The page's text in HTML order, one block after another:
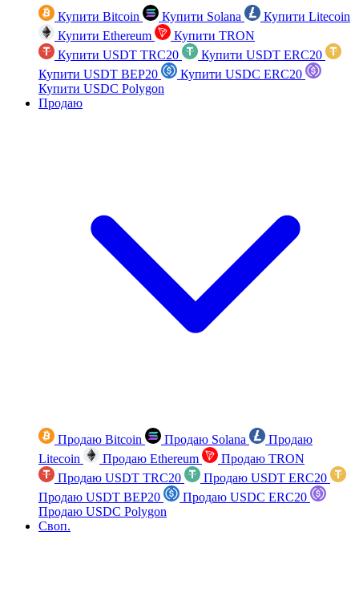
Купити Bitcoin Купити Solana
Купити Litecoin
Купити Ethereum
Купити TRON
Купити USDT TRC20
Купити USDT ERC20
Купити USDT BEP20
Купити USDC ERC20
Купити USDC Polygon
Продаю
Продаю Bitcoin Продаю Solana
Продаю
Litecoin
Продаю Ethereum
Продаю TRON
Продаю USDT TRC20
Продаю USDT ERC20
Продаю USDT BEP20
Продаю USDC ERC20
Продаю USDC Polygon
Своп.